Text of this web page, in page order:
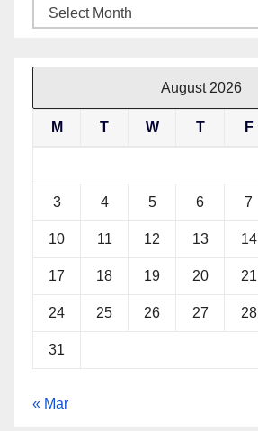
Archives
August 2026
M T W T F
3 4 5 6 7
10 11 12 13 14
17 18 19 20 21
24 25 26 27 28
31
« Mar